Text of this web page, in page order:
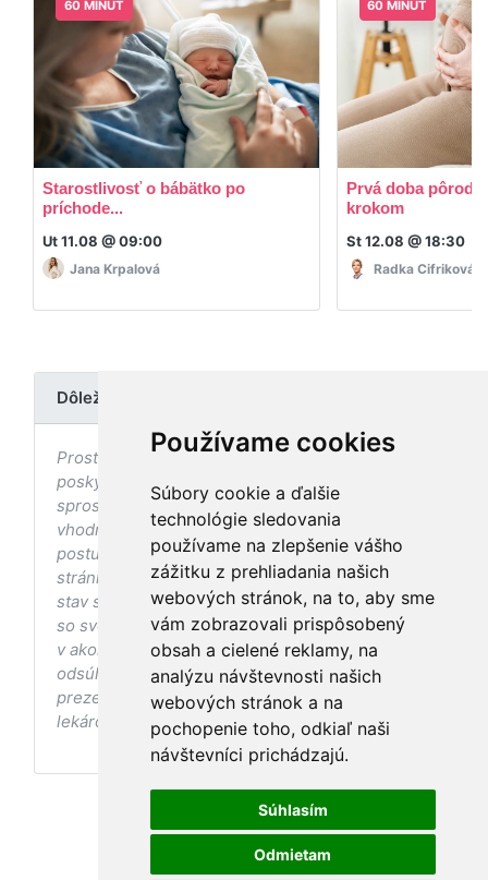
Používame cookies
Súbory cookie a ďalšie
technológie sledovania
používame na zlepšenie vášho
zážitku z prehliadania našich
webových stránok, na to, aby sme
vám zobrazovali prispôsobený
obsah a cielené reklamy, na
analýzu návštevnosti našich
webových stránok a na
pochopenie toho, odkiaľ naši
návštevníci prichádzajú.
Súhlasím
Odmietam
60 MINÚT
Starostlivosť o bábätko po
príchode...
Ut 11.08 @ 09:00
Jana Krpalová
60 MINÚT
Prvá doba
krokom
St 12.08 @ 18:30
Radka Cifriková
Dôležité upozornenie
Prostredníctvom stránky nedochádza k
poskytovaniu zdravotnej starostlivosti, ani k jej
sprostredkovaniu, ani k jej nahrádzaniu. O
vhodných postupoch v oblasti zdravia, vhodnosti
postupov a odporúčaní prezentovaných na
stránke s ohľadom na Váš zdravotný
stav sa pred ich aplikáciou vždy vopred poraďte
so svojím ošetrujúcim lekárom, a to najmä ak ste
v akomkoľvek štádiu tehotenstva. Bez
odsúhlasenia postupov a odporúčaní
prezentovaných na stránke Vaším ošetrujúcim
lekárom tieto postupy a odporúčania neaplikujte.